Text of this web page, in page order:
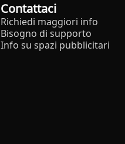
Contattaci
Richiedi maggiori info
Bisogno di supporto
Info su spazi pubblicitari